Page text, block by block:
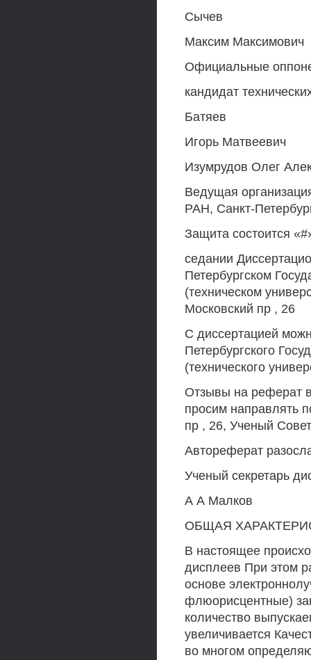
Сычев
Максим Максимович
Официальные
кандидат
Батяев
Игорь Матвеевич
Изумрудов Олег
Ведущая
РАН, Санкт-
Защита состоится
седании
Петербургском
(техническом
Московский пр , 26
С диссертацией
Петербургского
(технического
Отзывы на реферат
просим направлять
пр , 26, Ученый Совет
Автореферат
Ученый секретарь
А А Малков
ОБЩАЯ
В настоящее
дисплеев При этом
основе
флюорисцентные)
количество
увеличивается
во многом